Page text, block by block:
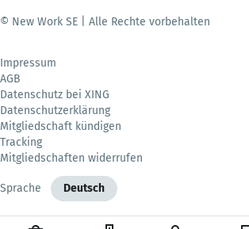
© New Work SE | Alle Rechte vorbehalten
Impressum
AGB
Datenschutz bei XING
Datenschutzerklärung
Mitgliedschaft kündigen
Tracking
Mitgliedschaften widerrufen
Sprache Deutsch